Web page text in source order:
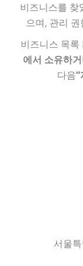
비즈니스를 찾
으며, 관리
비즈니스 목록
에서 소유하
다음
서울